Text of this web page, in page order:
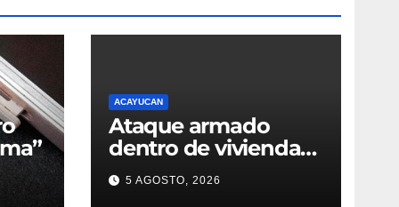
ACAYUCAN
Ataque armado
dentro de vivienda
cobra la vida de
taxista en Acayucan
5 AGOSTO, 2026